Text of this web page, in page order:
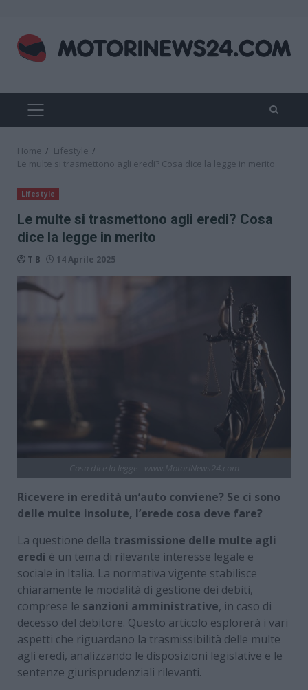
content
PRIMARY
MENU
Home
Lifestyle
Le multe si trasmettono agli eredi? Cosa dice la legge in merito
Lifestyle
Le multe si trasmettono agli eredi? Cosa
dice la legge in merito
T B 14 Aprile 2025
Ricevere in eredità un’auto conviene? Se ci sono
delle multe insolute, l’erede cosa deve fare?
La questione della trasmissione delle multe agli
eredi è un tema di rilevante interesse legale e
sociale in Italia. La normativa vigente stabilisce
chiaramente le modalità di gestione dei debiti,
comprese le sanzioni amministrative, in caso di
decesso del debitore. Questo articolo esplorerà i vari
aspetti che riguardano la trasmissibilità delle multe
agli eredi, analizzando le disposizioni legislative e le
sentenze giurisprudenziali rilevanti.